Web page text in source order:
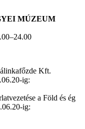
MÚZEUM
Kft.
ig:
a Föld és ég
ig: